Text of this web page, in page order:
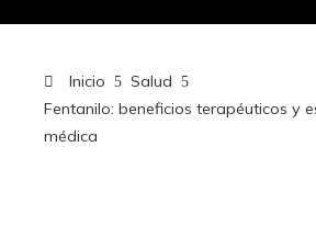
Inicio
Salud
Fentanilo: beneficios terapéuticos y
médica